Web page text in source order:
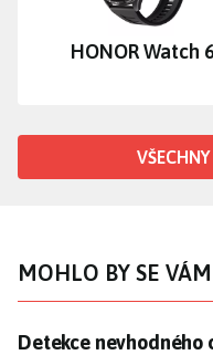
HONOR Watch
MOHLO BY SE
Detekce nevhodného
Detekce nevhodného